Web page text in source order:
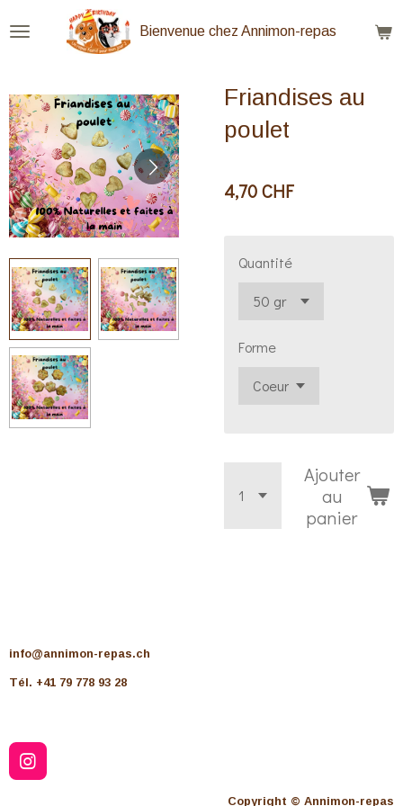
principal
Bienvenue chez Annimon-repas
Friandises au
poulet
4,70 CHF
Quantité
Forme
Ajouter
au
panier
info@annimon-repas.ch
Tél. +41 79 778 93 28
I
n
Copyright © Annimon-repas